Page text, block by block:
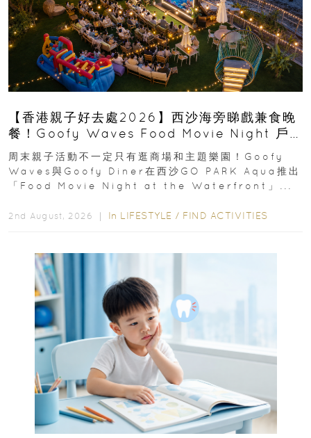
【香港親子好去處2026】西沙海旁睇戲兼食晚
餐！Goofy Waves Food Movie Night 戶
外影院逢週末登場
周末親子活動不一定只有逛商場和主題樂園！Goofy
Waves與Goofy Diner在西沙GO PARK Aqua推出
「Food Movie Night at the Waterfront」...
2nd August, 2026 ｜ In LIFESTYLE / FIND ACTIVITIES